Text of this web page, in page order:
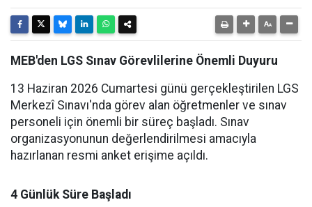
MEB'den LGS Sınav Görevlilerine Önemli Duyuru
13 Haziran 2026 Cumartesi günü gerçekleştirilen LGS
Merkezî Sınavı'nda görev alan öğretmenler ve sınav
personeli için önemli bir süreç başladı. Sınav
organizasyonunun değerlendirilmesi amacıyla
hazırlanan resmi anket erişime açıldı.
4 Günlük Süre Başladı